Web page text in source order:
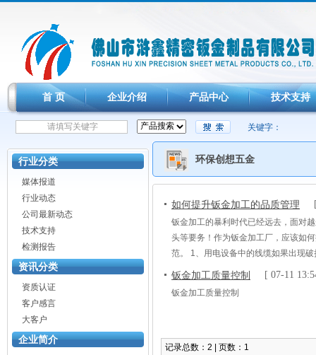
首 页 企业介绍 产品中心 技术支持
关键字：
行业分类
媒体报道
行业动态
公司最新动态
技术支持
检测报告
资讯分类
资质认证
客户感言
大客户
企业简介
环保创想五金
如何提升钣金加工的品质管理
钣金加工的暴利时代已经远去，面对
头等要务！作为钣金加工厂，应该如
范。 1、用电设备中的线缆如果出现
能穿凉鞋、拖鞋或高跟鞋，更不能赤
钣金加工质量控制 [ 07-11
钣金加工质量控制
记录总数：2 | 页数：1